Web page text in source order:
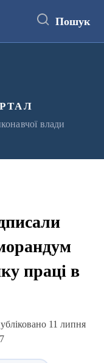
Пошук
влади
праці в
11 липня